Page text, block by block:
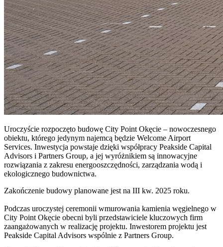
Uroczyście rozpoczęto budowę City Point Okęcie – nowoczesnego
obiektu, którego jedynym najemcą będzie Welcome Airport
Services. Inwestycja powstaje dzięki współpracy Peakside Capital
Advisors i Partners Group, a jej wyróżnikiem są innowacyjne
rozwiązania z zakresu energooszczędności, zarządzania wodą i
ekologicznego budownictwa.
Zakończenie budowy planowane jest na III kw. 2025 roku.
Podczas uroczystej ceremonii wmurowania kamienia węgielnego w
City Point Okęcie obecni byli przedstawiciele kluczowych firm
zaangażowanych w realizację projektu. Inwestorem projektu jest
Peakside Capital Advisors wspólnie z Partners Group.